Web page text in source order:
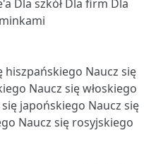
Dla szkół Dla firm Dla
hiszpańskiego Naucz się
Naucz się włoskiego
się japońskiego Naucz się
Naucz się rosyjskiego